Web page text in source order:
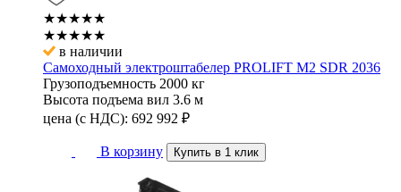
★★★★★
★★★★★
в наличии
Самоходный электроштабелер PROLIFT M2 SDR 2036
Грузоподъемность 2000 кг
Высота подъема вил 3.6 м
цена (с НДС): 692 992 ₽
В корзину Купить в 1 клик